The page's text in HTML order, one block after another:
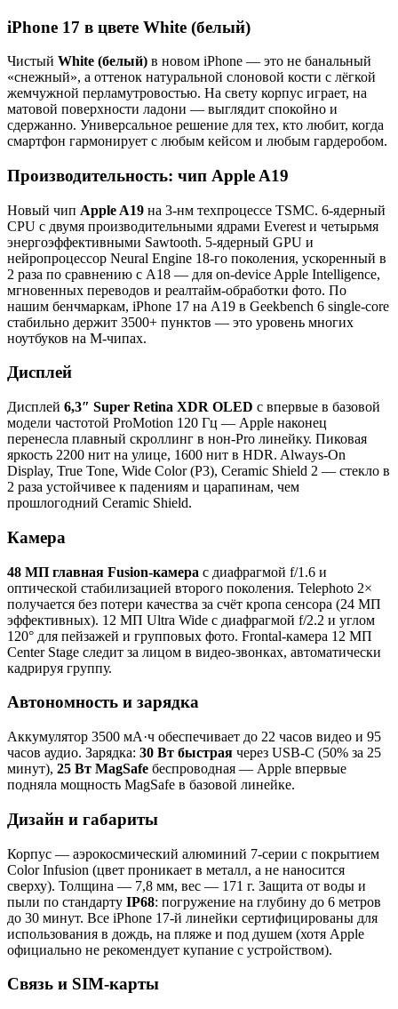
iPhone 17 в цвете White (белый)
Чистый White (белый) в новом iPhone — это не банальный
«снежный», а оттенок натуральной слоновой кости с лёгкой
жемчужной перламутровостью. На свету корпус играет, на
матовой поверхности ладони — выглядит спокойно и
сдержанно. Универсальное решение для тех, кто любит, когда
смартфон гармонирует с любым кейсом и любым гардеробом.
Производительность: чип Apple A19
Новый чип Apple A19 на 3-нм техпроцессе TSMC. 6-ядерный
CPU с двумя производительными ядрами Everest и четырьмя
энергоэффективными Sawtooth. 5-ядерный GPU и
нейропроцессор Neural Engine 18-го поколения, ускоренный в
2 раза по сравнению с A18 — для on-device Apple Intelligence,
мгновенных переводов и реалтайм-обработки фото. По
нашим бенчмаркам, iPhone 17 на A19 в Geekbench 6 single-core
стабильно держит 3500+ пунктов — это уровень многих
ноутбуков на M-чипах.
Дисплей
Дисплей 6,3″ Super Retina XDR OLED с впервые в базовой
модели частотой ProMotion 120 Гц — Apple наконец
перенесла плавный скроллинг в нон-Pro линейку. Пиковая
яркость 2200 нит на улице, 1600 нит в HDR. Always-On
Display, True Tone, Wide Color (P3), Ceramic Shield 2 — стекло в
2 раза устойчивее к падениям и царапинам, чем
прошлогодний Ceramic Shield.
Камера
48 МП главная Fusion-камера с диафрагмой f/1.6 и
оптической стабилизацией второго поколения. Telephoto 2×
получается без потери качества за счёт кропа сенсора (24 МП
эффективных). 12 МП Ultra Wide с диафрагмой f/2.2 и углом
120° для пейзажей и групповых фото. Frontal-камера 12 МП
Center Stage следит за лицом в видео-звонках, автоматически
кадрируя группу.
Автономность и зарядка
Аккумулятор 3500 мА·ч обеспечивает до 22 часов видео и 95
часов аудио. Зарядка: 30 Вт быстрая через USB-C (50% за 25
минут), 25 Вт MagSafe беспроводная — Apple впервые
подняла мощность MagSafe в базовой линейке.
Дизайн и габариты
Корпус — аэрокосмический алюминий 7-серии с покрытием
Color Infusion (цвет проникает в металл, а не наносится
сверху). Толщина — 7,8 мм, вес — 171 г. Защита от воды и
пыли по стандарту IP68: погружение на глубину до 6 метров
до 30 минут. Все iPhone 17-й линейки сертифицированы для
использования в дождь, на пляже и под душем (хотя Apple
официально не рекомендует купание с устройством).
Связь и SIM-карты